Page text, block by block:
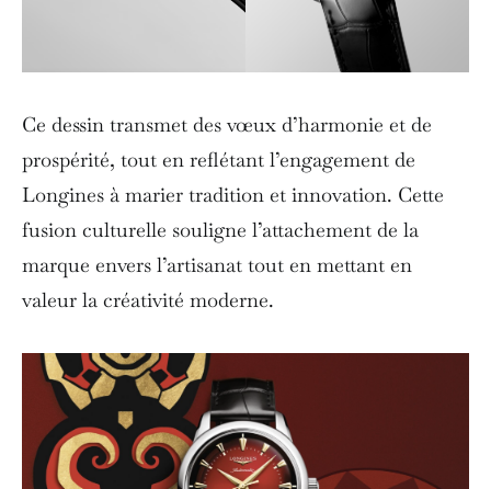
Ce dessin transmet des vœux d’harmonie et de
prospérité, tout en reflétant l’engagement de
Longines à marier tradition et innovation. Cette
fusion culturelle souligne l’attachement de la
marque envers l’artisanat tout en mettant en
valeur la créativité moderne.